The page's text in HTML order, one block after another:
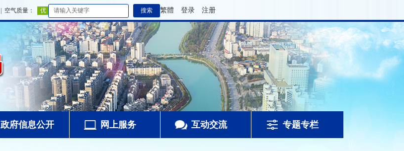
繁體 登录 注册
政府信息公开 网上服务 互动交流 专题专栏